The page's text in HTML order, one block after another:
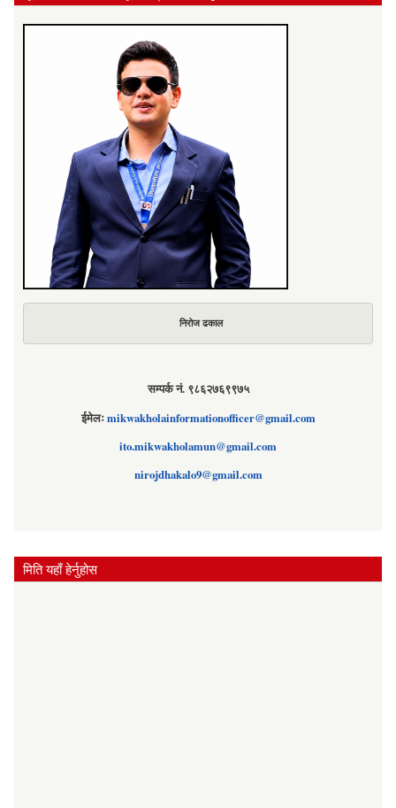
निरोज ढकाल
सम्पर्क नं. ९८६२७६९९७५
ईमेलःmikwakholainformationofficer@gmail.com
ito.mikwakholamun@gmail.com
nirojdhakalo9@gmail.com
मिति यहाँ हेर्नुहोस